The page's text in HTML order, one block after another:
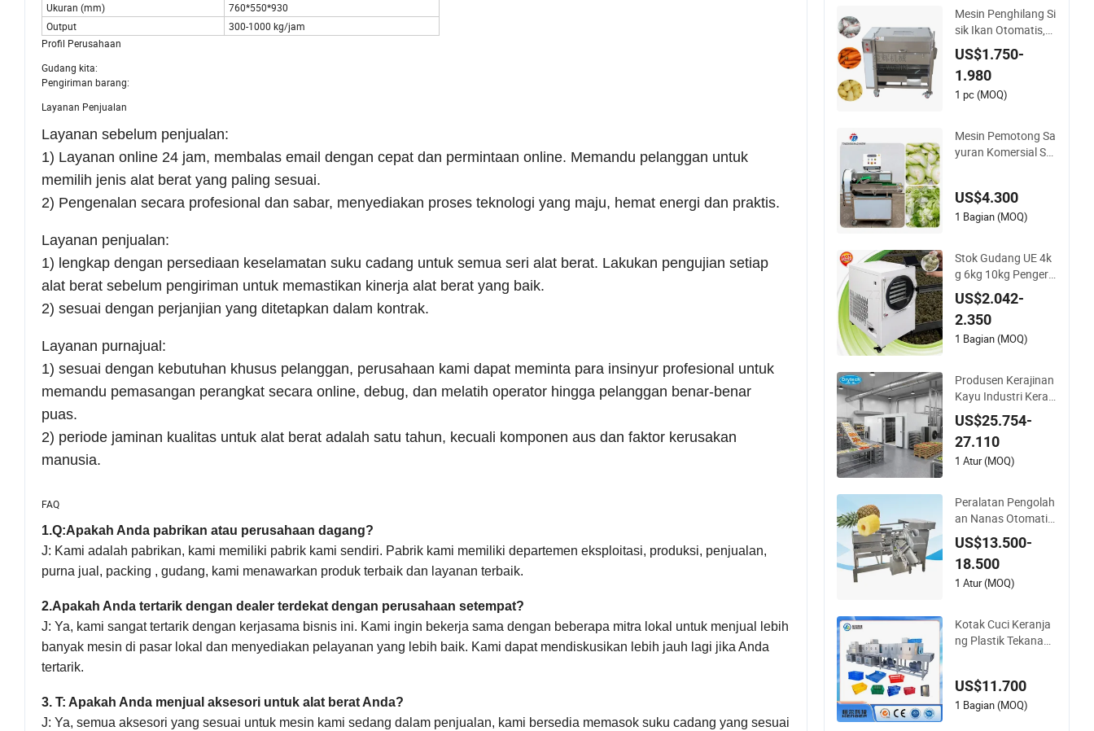
Ukuran (mm)
760*550*930
Output
300-1000 kg/jam
Profil Perusahaan
Gudang kita:
Pengiriman barang:
Layanan Penjualan
Layanan sebelum penjualan:
1) Layanan online 24 jam, membalas email dengan cepat dan permintaan online. Memandu pelanggan untuk
memilih jenis alat berat yang paling sesuai.
2) Pengenalan secara profesional dan sabar, menyediakan proses teknologi yang maju, hemat energi dan praktis.
Layanan penjualan:
1) lengkap dengan persediaan keselamatan suku cadang untuk semua seri alat berat. Lakukan pengujian setiap
alat berat sebelum pengiriman untuk memastikan kinerja alat berat yang baik.
2) sesuai dengan perjanjian yang ditetapkan dalam kontrak.
Layanan purnajual:
1) sesuai dengan kebutuhan khusus pelanggan, perusahaan kami dapat meminta para insinyur profesional untuk
memandu pemasangan perangkat secara online, debug, dan melatih operator hingga pelanggan benar-benar
puas.
2) periode jaminan kualitas untuk alat berat adalah satu tahun, kecuali komponen aus dan faktor kerusakan
manusia.
FAQ
1.Q:Apakah Anda pabrikan atau perusahaan dagang?
J: Kami adalah pabrikan, kami memiliki pabrik kami sendiri. Pabrik kami memiliki departemen eksploitasi, produksi, penjualan,
purna jual, packing , gudang, kami menawarkan produk terbaik dan layanan terbaik.
2.Apakah Anda tertarik dengan dealer terdekat dengan perusahaan setempat?
J: Ya, kami sangat tertarik dengan kerjasama bisnis ini. Kami ingin bekerja sama dengan beberapa mitra lokal untuk menjual lebih
banyak mesin di pasar lokal dan menyediakan pelayanan yang lebih baik. Kami dapat mendiskusikan lebih jauh lagi jika Anda
tertarik.
3. T: Apakah Anda menjual aksesori untuk alat berat Anda?
J: Ya, semua aksesori yang sesuai untuk mesin kami sedang dalam penjualan, kami bersedia memasok suku cadang yang sesuai
Mesin Penghilang Si
sik Ikan Otomatis,
Mesin Pengupas Sin
gkong, Mesin Pemb
ersih Jahe dengan
Penutup, Mesin Pen
US$1.750-
1.980
1 pc (MOQ)
Mesin Pemotong Sa
yuran Komersial Sta
ndustri untuk Menti
mun, Kubis, Tomat
US$4.300
1 Bagian (MOQ)
Stok Gudang UE 4k
g 6kg 10kg Pengeri
ng Beku Makanan K
ecil Beku Sayuran L
yophilizer Mini Mesi
n Pengering Buah R
US$2.042-
2.350
1 Bagian (MOQ)
Produsen Kerajinan
Kayu Industri Kera
mik Fig Cabai Mera
h Lada Merah Limb
ah Produk Pertania
n Bahan Industri Bu
US$25.754-
27.110
1 Atur (MOQ)
Peralatan Pengolah
an Nanas Otomatis
Komersial Mesin Pe
ngupas Pemotong I
ris Nanas
US$13.500-
18.500
1 Atur (MOQ)
Kotak Cuci Keranja
ng Plastik Tekanan
ustri/Palet Piring/K
eranjang Telur untu
US$11.700
1 Bagian (MOQ)